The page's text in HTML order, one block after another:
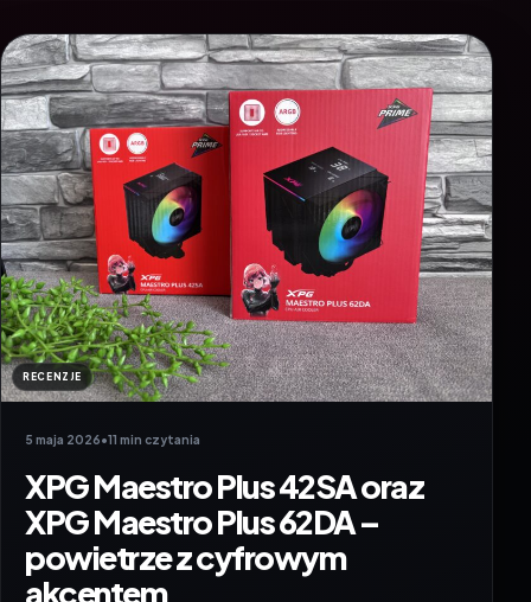
RECENZJE
5 maja 2026•11 min czytania
XPG Maestro Plus 42SA oraz
XPG Maestro Plus 62DA –
powietrze z cyfrowym
akcentem